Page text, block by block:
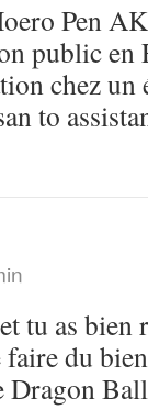
Pen
public en
chez un
to
tu as bien
du